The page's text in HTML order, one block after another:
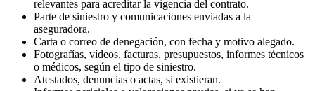
relevantes para acreditar la vigencia del contrato.
Parte de siniestro y comunicaciones enviadas a la
aseguradora.
Carta o correo de denegación, con fecha y motivo alegado.
Fotografías, vídeos, facturas, presupuestos, informes técnicos
o médicos, según el tipo de siniestro.
Atestados, denuncias o actas, si existieran.